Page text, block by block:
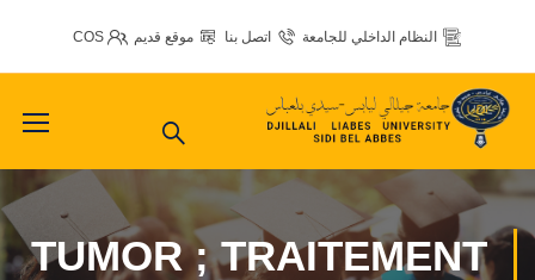
النظام الداخلي للجامعة اتصل بنا موقع قديم COS
TUMOR ; TRAITEMENT